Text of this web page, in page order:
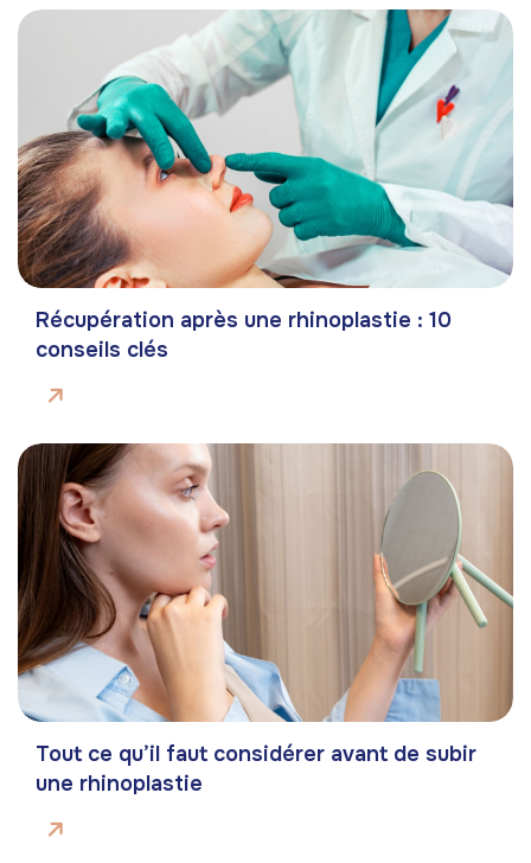
Récupération après une rhinoplastie : 10
conseils clés
Tout ce qu’il faut considérer avant de subir
une rhinoplastie